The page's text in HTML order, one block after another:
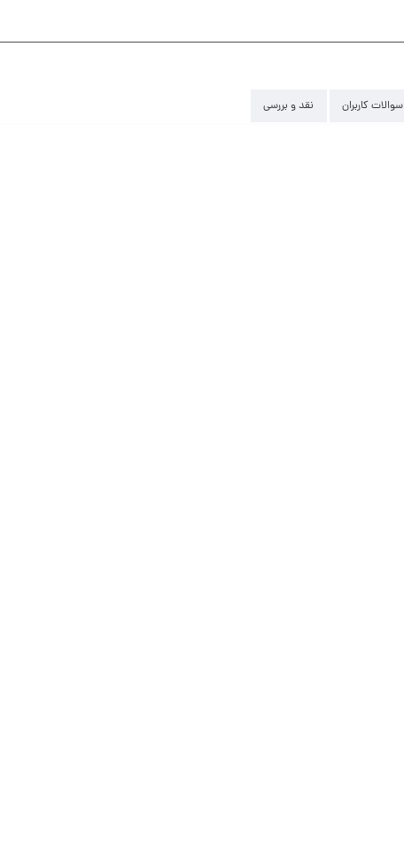
سوالات کاربران نقد و بررسی